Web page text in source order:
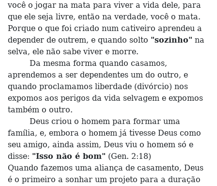
você o jogar na mata para viver a vida dele, para
que ele seja livre, então na verdade, você o mata.
Porque o que foi criado num cativeiro aprendeu a
depender de outrem, e quando solto "sozinho" na
selva, ele não sabe viver e morre.
Da mesma forma quando casamos,
aprendemos a ser dependentes um do outro, e
quando proclamamos liberdade (divórcio) nos
expomos aos perigos da vida selvagem e expomos
também o outro.
Deus criou o homem para formar uma
família, e, embora o homem já tivesse Deus como
seu amigo, ainda assim, Deus viu o homem só e
disse: "Isso não é bom" (Gen. 2:18)
Quando fazemos uma aliança de casamento, Deus
é o primeiro a sonhar um projeto para a duração